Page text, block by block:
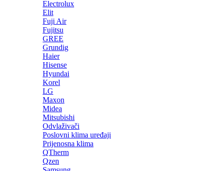
Electrolux
Elit
Fuji Air
Fujitsu
GREE
Grundig
Haier
Hisense
Hyundai
Korel
LG
Maxon
Midea
Mitsubishi
Odvlaživači
Poslovni klima uređaji
Prijenosna klima
QTherm
Qzen